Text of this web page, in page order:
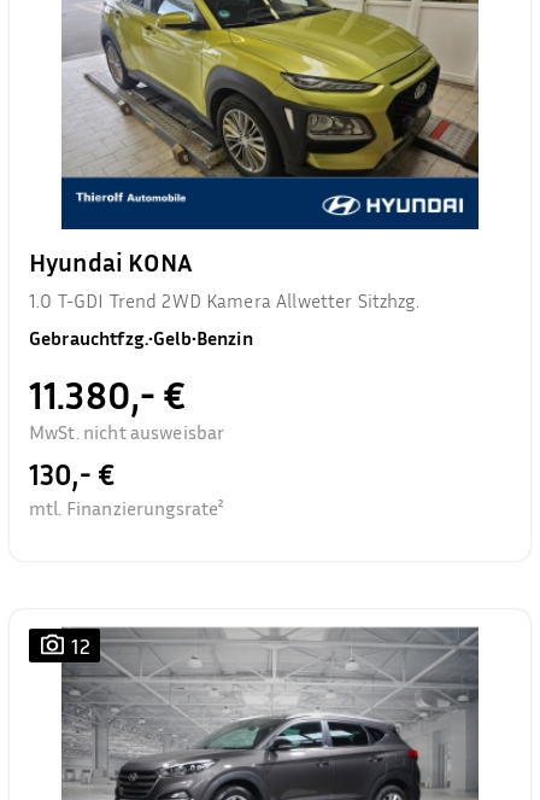
Hyundai KONA
1.0 T-GDI Trend 2WD Kamera Allwetter Sitzhzg.
Gebrauchtfzg.•Gelb•Benzin
11.380,- €
MwSt. nicht ausweisbar
130,- €
mtl. Finanzierungsrate²
12